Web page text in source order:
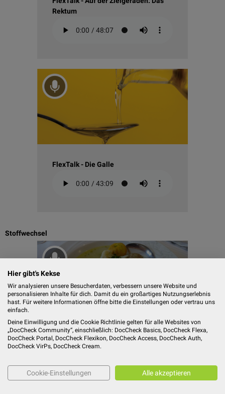
Rektum
FlexTalk - Die Galle
Stoffwechsel
FlexTalk – Lebern und lebern lassen
Hier gibt's Kekse
Wir analysieren unsere Besucherdaten, verbessern unsere Website und
personalisieren Inhalte für dich. Damit du ein großartiges Nutzungserlebnis
hast. Für weitere Informationen öffne bitte die Einstellungen oder vertrau uns
einfach.
Deine Einwilligung und die Cookie Richtlinie gelten für alle Websites von
„DocCheck Community“, einschließlich: DocCheck Basics, DocCheck Flexa,
DocCheck Portal, DocCheck Flexikon, DocCheck Access, DocCheck Auth,
DocCheck VirPs, DocCheck Cream.
Cookie-Einstellungen Alle akzeptieren